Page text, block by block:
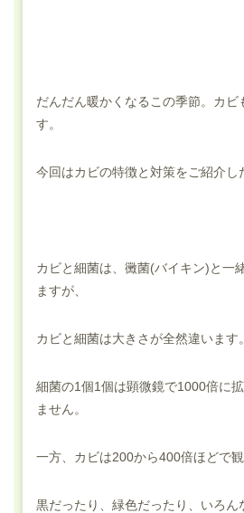
だんだん暖かくなるこの季節。カビ
す。
今回はカビの特徴と対策をご紹介し
カビと細菌は、黴菌(バイキン)と一
ますが、
カビと細菌は大きさが全然違います。
細菌の1個1個は顕微鏡で1000倍に
ません。
一方、カビは200から400倍ほどで観
黒だったり、緑色だったり、いろん